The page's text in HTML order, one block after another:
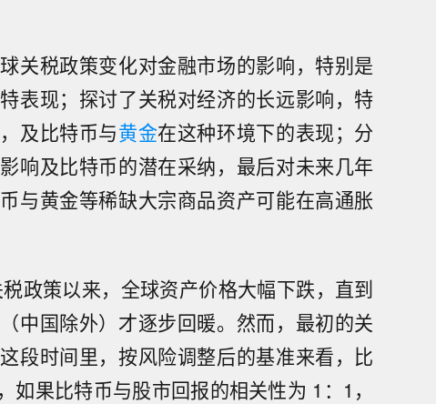
关税政策变化对金融市场的影响，特别是
表现；探讨了关税对经济的长远影响，特
及比特币与黄金在这种环境下的表现；分
响及比特币的潜在采纳，最后对未来几年
与黄金等稀缺大宗商品资产可能在高通胀
政策以来，全球资产价格大幅下跌，直到
中国除外）才逐步回暖。然而，最初的关
段时间里，按风险调整后的基准来看，比
果比特币与股市回报的相关性为 1：1，